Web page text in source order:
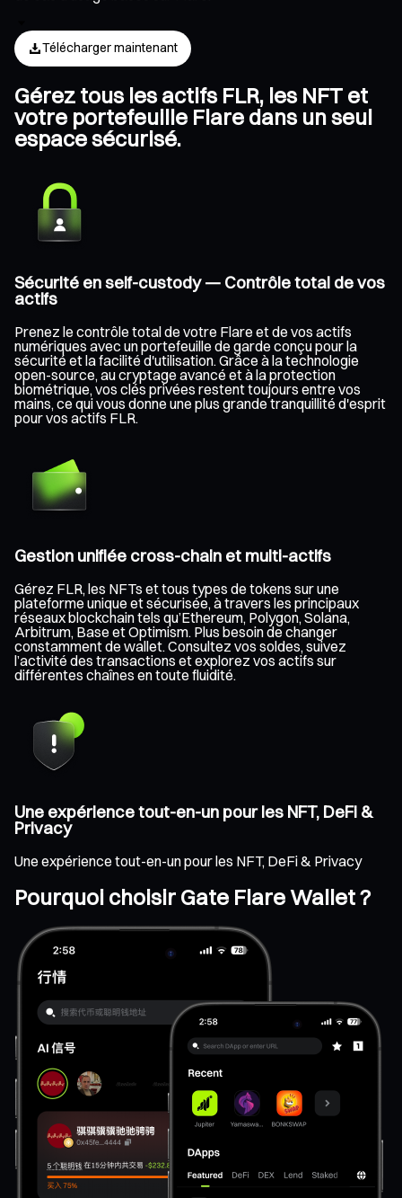
Télécharger maintenant
Gérez tous les actifs FLR, les NFT et
votre portefeuille Flare dans un seul
espace sécurisé.
Sécurité en self-custody — Contrôle total de vos
actifs
Prenez le contrôle total de votre Flare et de vos actifs
numériques avec un portefeuille de garde conçu pour la
sécurité et la facilité d'utilisation. Grâce à la technologie
open-source, au cryptage avancé et à la protection
biométrique, vos clés privées restent toujours entre vos
mains, ce qui vous donne une plus grande tranquillité d'esprit
pour vos actifs FLR.
Gestion unifiée cross-chain et multi-actifs
Gérez FLR, les NFTs et tous types de tokens sur une
plateforme unique et sécurisée, à travers les principaux
réseaux blockchain tels qu’Ethereum, Polygon, Solana,
Arbitrum, Base et Optimism. Plus besoin de changer
constamment de wallet. Consultez vos soldes, suivez
l’activité des transactions et explorez vos actifs sur
différentes chaînes en toute fluidité.
Une expérience tout-en-un pour les NFT, DeFi &
Privacy
Une expérience tout-en-un pour les NFT, DeFi & Privacy
Pourquoi choisir Gate Flare Wallet ?